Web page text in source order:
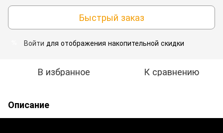
Быстрый заказ
Войти для отображения накопительной скидки
В избранное К сравнению
Описание